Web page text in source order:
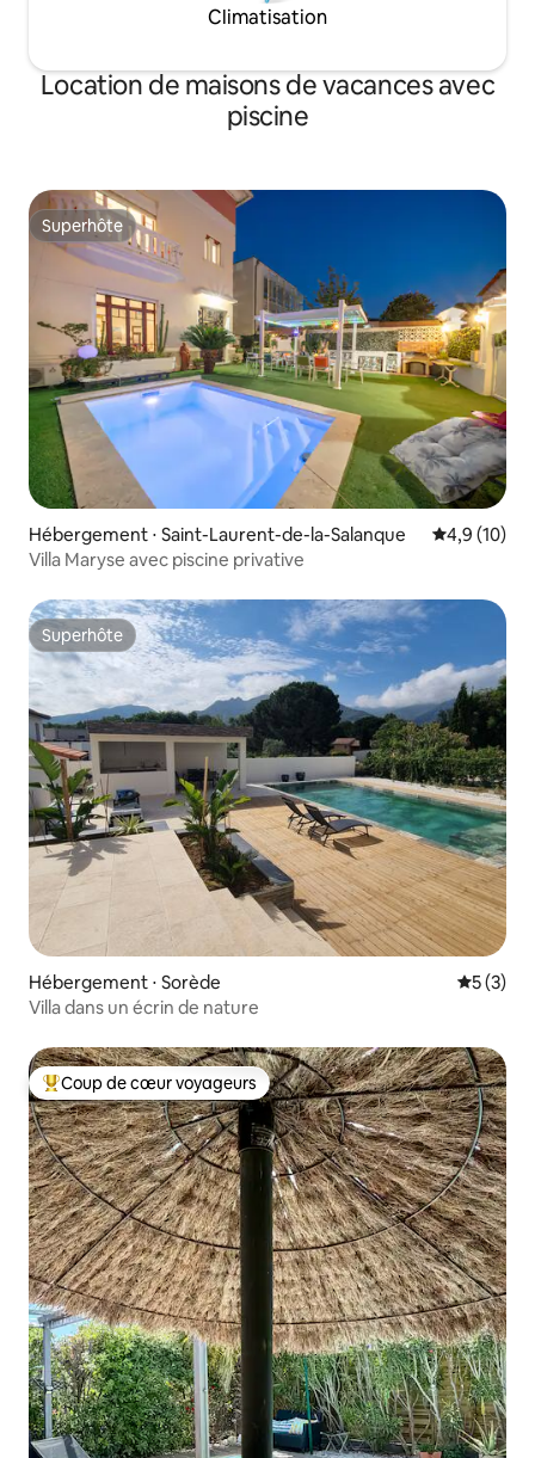
Climatisation
Location de maisons de vacances avec
piscine
Superhôte
Superhôte
Hébergement ⋅ Saint-Laurent-de-la-Salanque Évaluation
4,9 (10)
Villa Maryse avec piscine privative
Superhôte
Superhôte
Hébergement ⋅ Sorède
5 (3)
Villa dans un écrin de nature
Coups de cœur voyageurs les plus appréciés
Coup de cœur voyageurs